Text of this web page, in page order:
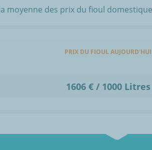
moyenne des prix du fioul
PRIX DU FIOUL AUJOURD'HUI
1606 € / 1000 Litres